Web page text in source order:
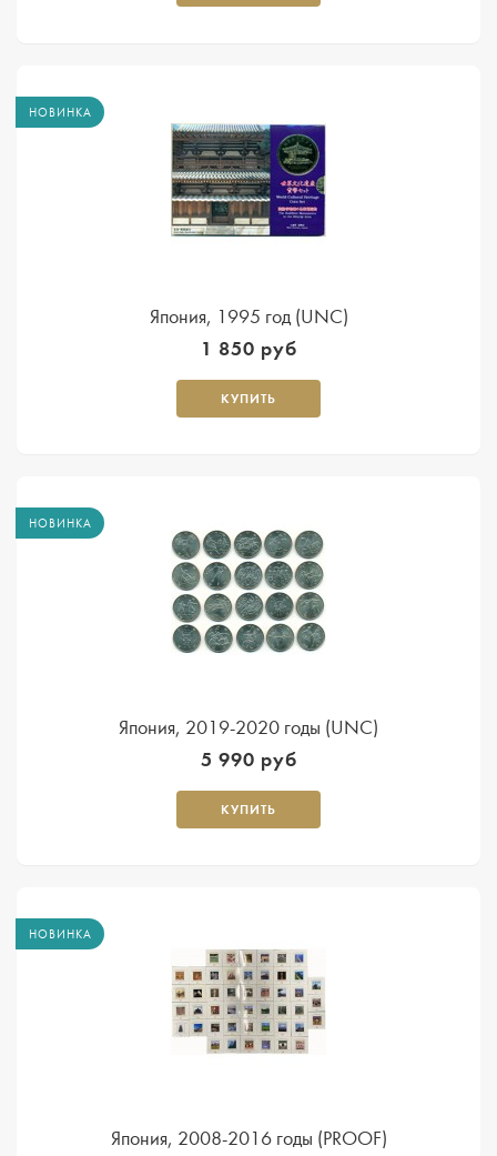
НОВИНКА
Япония, 1995 год (UNC)
1 850 руб
КУПИТЬ
НОВИНКА
Япония, 2019-2020 годы (UNC)
5 990 руб
КУПИТЬ
НОВИНКА
Япония, 2008-2016 годы (PROOF)